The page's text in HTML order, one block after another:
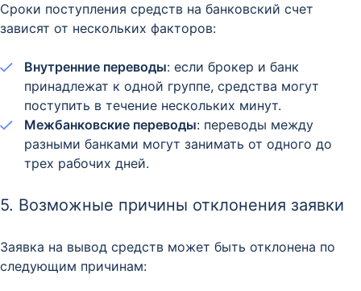
Сроки поступления средств на банковский счет
зависят от нескольких факторов:​
Внутренние переводы: если брокер и банк
принадлежат к одной группе, средства могут
поступить в течение нескольких минут. ​
Межбанковские переводы: переводы между
разными банками могут занимать от одного до
трех рабочих дней. ​
5. Возможные причины отклонения заявки
Заявка на вывод средств может быть отклонена по
следующим причинам:​